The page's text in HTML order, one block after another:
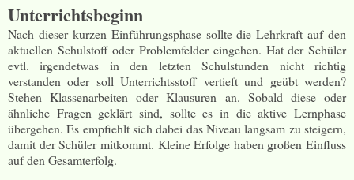
Unterrichtsbeginn
Nach dieser kurzen Einführungsphase sollte die Lehrkraft auf den
aktuellen Schulstoff oder Problemfelder eingehen. Hat der Schüler
evtl. irgendetwas in den letzten Schulstunden nicht richtig
verstanden oder soll Unterrichtsstoff vertieft und geübt werden?
Stehen Klassenarbeiten oder Klausuren an. Sobald diese oder
ähnliche Fragen geklärt sind, sollte es in die aktive Lernphase
übergehen. Es empfiehlt sich dabei das Niveau langsam zu steigern,
damit der Schüler mitkommt. Kleine Erfolge haben großen Einfluss
auf den Gesamterfolg.